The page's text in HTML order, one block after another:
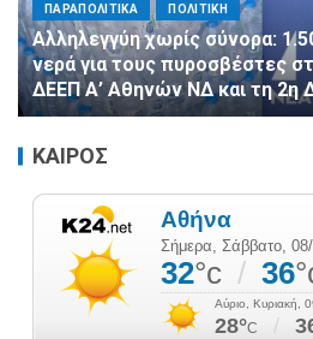
ΠΑΡΑΠΟΛΙΤΙΚΑ ΠΟΛΙΤΙΚΗ
Αλληλεγγύη χωρίς σύνορα:
νερά για τους πυροσβέστες
ΔΕΕΠ Α’ Αθηνών ΝΔ και τη
ΚΑΙΡΟΣ